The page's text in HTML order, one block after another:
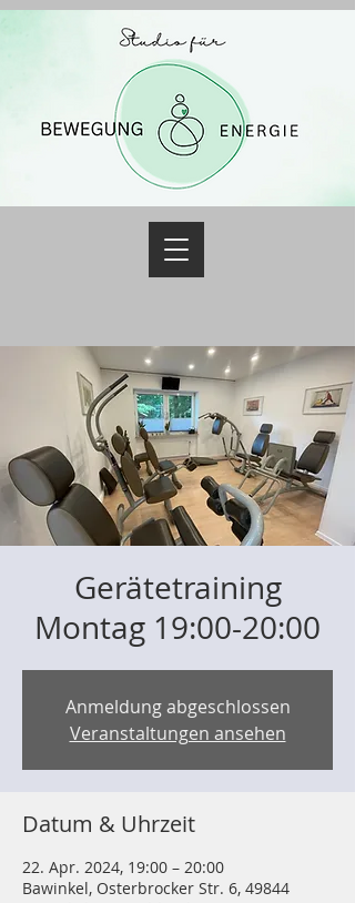
Gerätetraining
Montag 19:00-20:00
Anmeldung abgeschlossen
Veranstaltungen ansehen
Datum & Uhrzeit
22. Apr. 2024, 19:00 – 20:00
Bawinkel, Osterbrocker Str. 6, 49844